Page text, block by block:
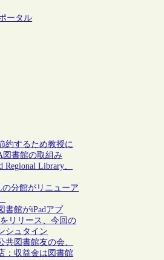
ータル
約するため教授に
書館の取組み
Regional Library、
分館がリニューア
書館がiPadアプ
リリース、今回の
シュタイン
共図書館友の会、
：収益金は図書館